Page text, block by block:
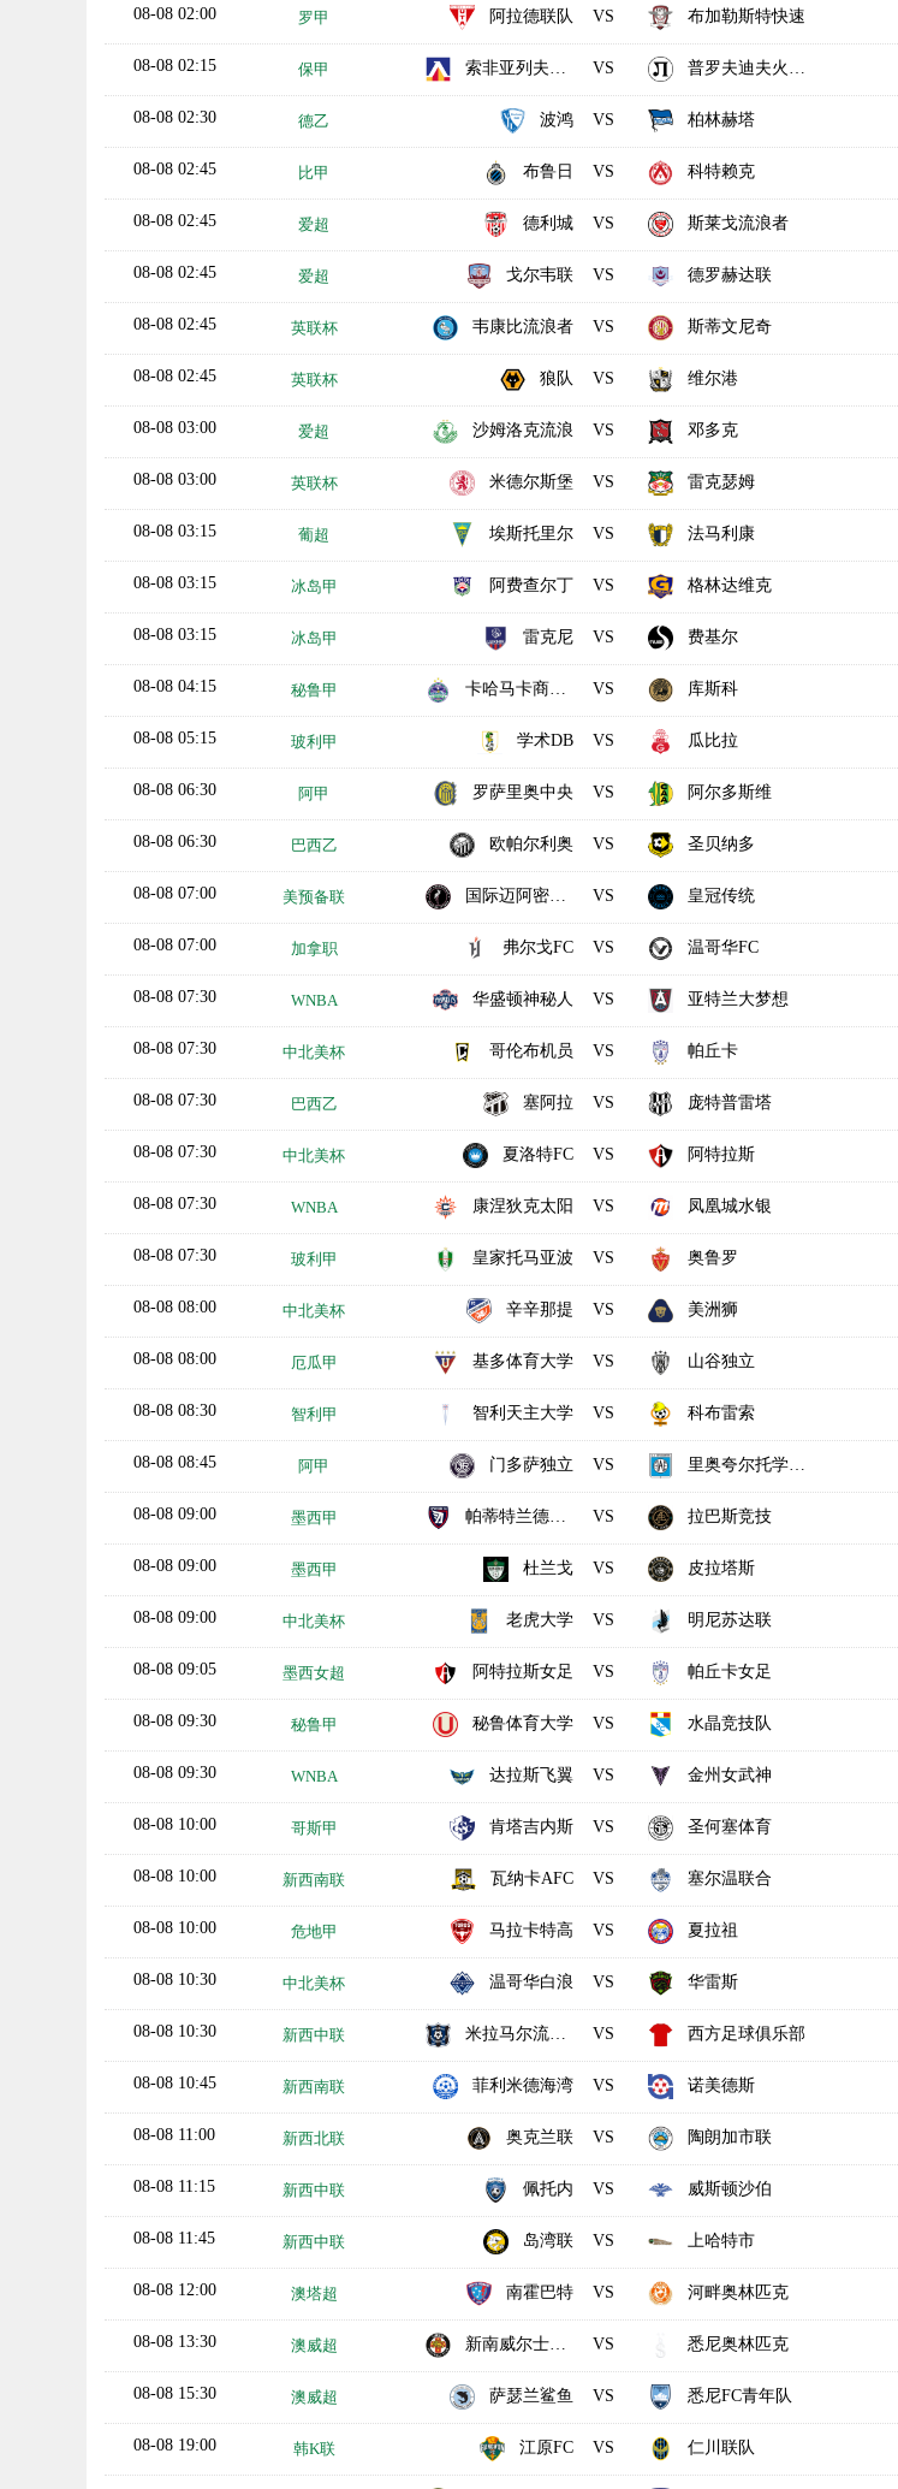
08-08 02:00 罗甲 阿拉德联队 VS 布加勒斯特快速
08-08 02:15 保甲 索非亚列夫斯基 VS 普罗夫迪夫火车头
08-08 02:30 德乙 波鸿 VS 柏林赫塔
08-08 02:45 比甲 布鲁日 VS 科特赖克
08-08 02:45 爱超 德利城 VS 斯莱戈流浪者
08-08 02:45 爱超 戈尔韦联 VS 德罗赫达联
08-08 02:45 英联杯 韦康比流浪者 VS 斯蒂文尼奇
08-08 02:45 英联杯 狼队 VS 维尔港
08-08 03:00 爱超 沙姆洛克流浪 VS 邓多克
08-08 03:00 英联杯 米德尔斯堡 VS 雷克瑟姆
08-08 03:15 葡超 埃斯托里尔 VS 法马利康
08-08 03:15 冰岛甲 阿费查尔丁 VS 格林达维克
08-08 03:15 冰岛甲 雷克尼 VS 费基尔
08-08 04:15 秘鲁甲 卡哈马卡商业联 VS 库斯科
08-08 05:15 玻利甲 学术DB VS 瓜比拉
08-08 06:30 阿甲 罗萨里奥中央 VS 阿尔多斯维
08-08 06:30 巴西乙 欧帕尔利奥 VS 圣贝纳多
08-08 07:00 美预备联 国际迈阿密B队 VS 皇冠传统
08-08 07:00 加拿职 弗尔戈FC VS 温哥华FC
08-08 07:30 WNBA 华盛顿神秘人 VS 亚特兰大梦想
08-08 07:30 中北美杯 哥伦布机员 VS 帕丘卡
08-08 07:30 巴西乙 塞阿拉 VS 庞特普雷塔
08-08 07:30 中北美杯 夏洛特FC VS 阿特拉斯
08-08 07:30 WNBA 康涅狄克太阳 VS 凤凰城水银
08-08 07:30 玻利甲 皇家托马亚波 VS 奥鲁罗
08-08 08:00 中北美杯 辛辛那提 VS 美洲狮
08-08 08:00 厄瓜甲 基多体育大学 VS 山谷独立
08-08 08:30 智利甲 智利天主大学 VS 科布雷索
08-08 08:45 阿甲 门多萨独立 VS 里奥夸尔托学生队
08-08 09:00 墨西甲 帕蒂特兰德莫雷洛斯 VS 拉巴斯竞技
08-08 09:00 墨西甲 杜兰戈 VS 皮拉塔斯
08-08 09:00 中北美杯 老虎大学 VS 明尼苏达联
08-08 09:05 墨西女超 阿特拉斯女足 VS 帕丘卡女足
08-08 09:30 秘鲁甲 秘鲁体育大学 VS 水晶竞技队
08-08 09:30 WNBA 达拉斯飞翼 VS 金州女武神
08-08 10:00 哥斯甲 肯塔吉内斯 VS 圣何塞体育
08-08 10:00 新西南联 瓦纳卡AFC VS 塞尔温联合
08-08 10:00 危地甲 马拉卡特高 VS 夏拉祖
08-08 10:30 中北美杯 温哥华白浪 VS 华雷斯
08-08 10:30 新西中联 米拉马尔流浪者 VS 西方足球俱乐部
08-08 10:45 新西南联 菲利米德海湾 VS 诺美德斯
08-08 11:00 新西北联 奥克兰联 VS 陶朗加市联
08-08 11:15 新西中联 佩托内 VS 威斯顿沙伯
08-08 11:45 新西中联 岛湾联 VS 上哈特市
08-08 12:00 澳塔超 南霍巴特 VS 河畔奥林匹克
08-08 13:30 澳威超 新南威尔士大学 VS 悉尼奥林匹克
08-08 15:30 澳威超 萨瑟兰鲨鱼 VS 悉尼FC青年队
08-08 19:00 韩K联 江原FC VS 仁川联队